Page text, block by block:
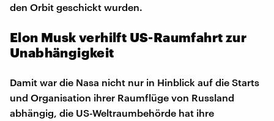
den Orbit geschickt wurden.
Elon Musk verhilft US-Raumfahrt zur
Unabhängigkeit
Damit war die Nasa nicht nur in Hinblick auf die Starts
und Organisation ihrer Raumflüge von Russland
abhängig, die US-Weltraumbehörde hat ihre